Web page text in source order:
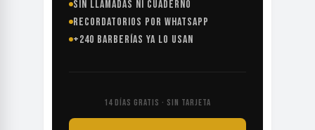
SIN LLAMADAS NI CUADERNO
RECORDATORIOS POR WHATSAPP
+240 BARBERÍAS YA LO USAN
14 DÍAS GRATIS · SIN TARJETA